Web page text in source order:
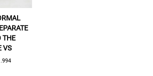
THE
VS